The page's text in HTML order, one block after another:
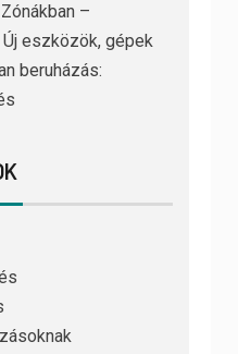
–
eszközök, gépek
beruházás: